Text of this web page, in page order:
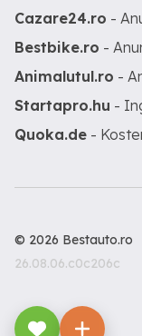
Cazare24.ro -
Bestbike.ro -
Animalutul.ro -
Startapro.hu -
Quoka.de -
© 2026 Bestauto.ro
26.08.06.c0c206c